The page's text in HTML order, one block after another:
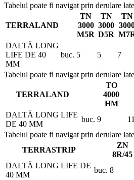
Tabelul poate fi navigat prin derulare
TERRALAND
TN
3000
M5R
TN
3000
D5R
TN
DALTĂ LONG
LIFE DE 40
MM
buc. 5 5 7
Tabelul poate fi navigat prin derulare
TERRALAND
TO
4000
HM
DALTĂ LONG LIFE
DE 40 MM
buc. 9 11
Tabelul poate fi navigat prin derulare
TERRASTRIP
ZN
8R/45
DALTĂ LONG LIFE DE
40 MM
buc. 8